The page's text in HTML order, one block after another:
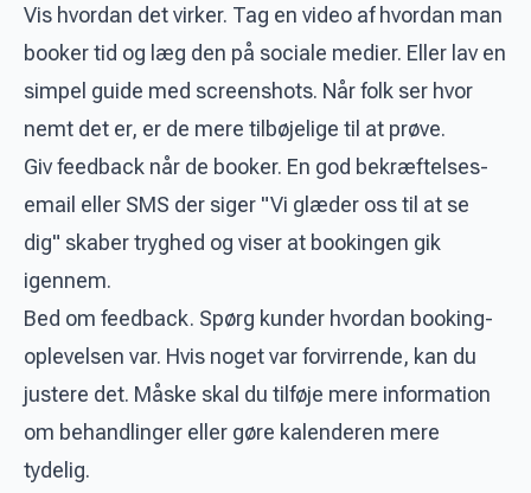
Vis hvordan det virker. Tag en video af hvordan man
booker tid og læg den på sociale medier. Eller lav en
simpel guide med screenshots. Når folk ser hvor
nemt det er, er de mere tilbøjelige til at prøve.
Giv feedback når de booker. En god bekræftelses-
email eller SMS der siger "Vi glæder oss til at se
dig" skaber tryghed og viser at bookingen gik
igennem.
Bed om feedback. Spørg kunder hvordan booking-
oplevelsen var. Hvis noget var forvirrende, kan du
justere det. Måske skal du tilføje mere information
om behandlinger eller gøre kalenderen mere
tydelig.